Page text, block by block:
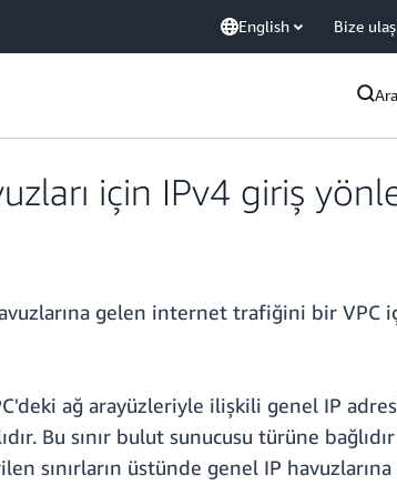
English Bize
için IPv4 giriş
gelen internet trafiğini bir VPC
ağ arayüzleriyle ilişkili genel IP
Bu sınır bulut sunucusu türüne
sınırların üstünde genel IP